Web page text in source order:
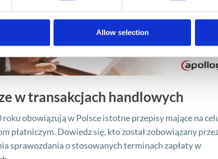
Allow selection
w transakcjach handlowych
obowiązują w Polsce istotne przepisy mające na
płatniczym. Dowiedz się, kto został zobowiązany
sprawozdania o stosowanych terminach zapłaty w